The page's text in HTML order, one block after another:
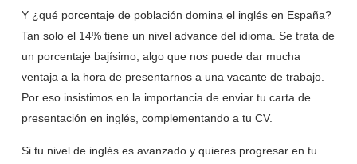
Y ¿qué porcentaje de población domina el inglés en España?
Tan solo el 14% tiene un nivel advance del idioma. Se trata de
un porcentaje bajísimo, algo que nos puede dar mucha
ventaja a la hora de presentarnos a una vacante de trabajo.
Por eso insistimos en la importancia de enviar tu carta de
presentación en inglés, complementando a tu CV.
Si tu nivel de inglés es avanzado y quieres progresar en tu